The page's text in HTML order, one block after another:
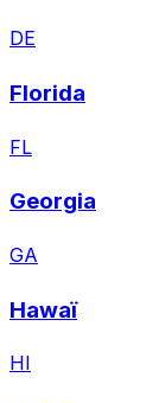
DE
Florida
FL
Georgia
GA
Hawaï
HI